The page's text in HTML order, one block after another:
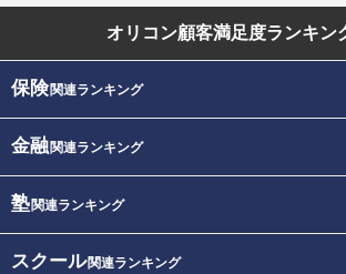
オリコン顧客満足度ランキン
保険関連ランキング
金融関連ランキング
塾関連ランキング
スクール関連ランキング